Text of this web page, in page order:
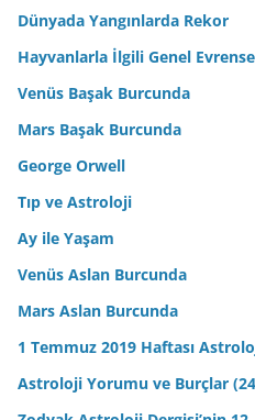
Dünyada Yangınlarda Rekor
Hayvanlarla İlgili Genel
Venüs Başak Burcunda
Mars Başak Burcunda
George Orwell
Tıp ve Astroloji
Ay ile Yaşam
Venüs Aslan Burcunda
Mars Aslan Burcunda
1 Temmuz 2019 Haftası
Astroloji Yorumu ve Burçlar